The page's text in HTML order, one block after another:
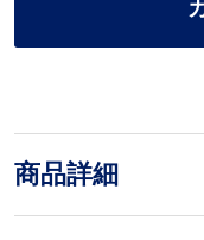
商品詳細